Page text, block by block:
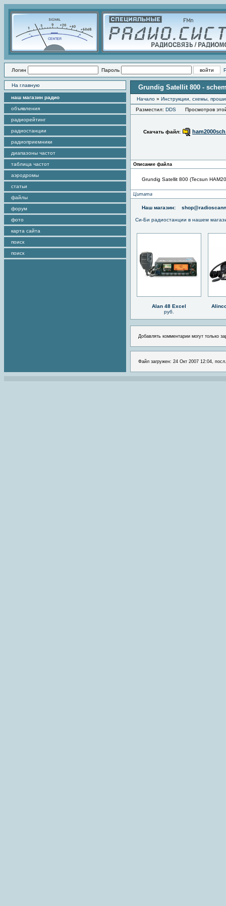
Логин Пароль
На главную
наш магазин радио
объявления
радиорейтинг
радиостанции
радиоприемники
диапазоны частот
таблица частот
аэродромы
статьи
файлы
форум
фото
карта сайта
поиск
поиск
Grundig Satellit 800 -
Начало » Инструкции, схемы,
Разместил: DDS Просмотров
Скачать файл:
Описание файла
Grundig Satellit 800 (Tecsun
Цитата
Наш магазин:
Си-Би радиостанции в нашем
Alan 48 Excel
руб.
Добавлять комментарии могут только
Файл загружен: 24 Окт 2007 12:04,